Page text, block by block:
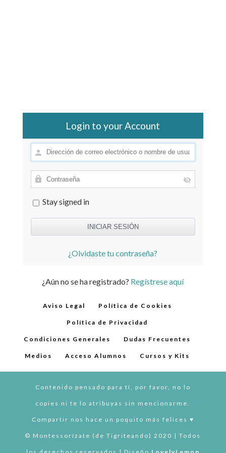
Login to your Account
Stay signed in
¿Olvidaste tu contraseña?
¿Aún no se ha registrado? Regístrese aquí
Aviso Legal Política de Cookies
Política de Privacidad
Condiciones Generales Dudas Frecuentes
Medios Acceso Alumnos Cursos y Kits
Contenido pensado para tí, por favor, no lo
copies ni te lo atribuyas sin mencionarme.
Compartir nos hace un poquito más felices ♥︎
© Montessorízate (de Tigriteando) 2020 | Todos